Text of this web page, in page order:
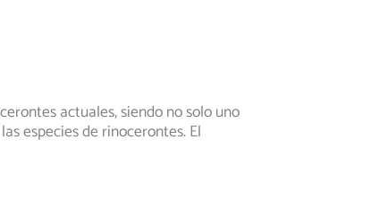
actuales, siendo no solo uno
especies de rinocerontes. El